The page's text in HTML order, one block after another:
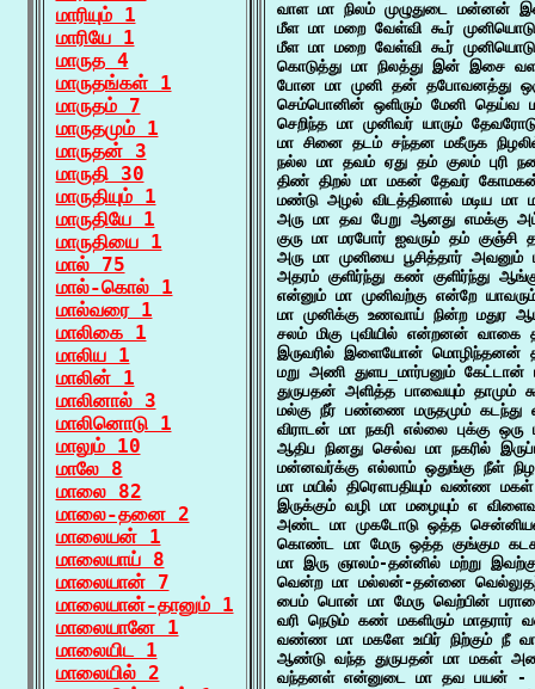
மாரியும் 1
மாரியே 1
மாருத 4
மாருதங்கள் 1
மாருதம் 7
மாருதமும் 1
மாருதன் 3
மாருதி 30
மாருதியும் 1
மாருதியே 1
மாருதியை 1
மால் 75
மால்-கொல் 1
மால்வரை 1
மாலிகை 1
மாலிய 1
மாலின் 1
மாலினால் 3
மாலினொடு 1
மாலும் 10
மாலே 8
மாலை 82
மாலை-தனை 2
மாலையன் 1
மாலையாய் 8
மாலையான் 7
மாலையான்-தானும் 1
மாலையானே 1
மாலையிட 1
மாலையில் 2
வாள மா நிலம் முழுதுடை மன்னன்
மீள மா மறை வேள்வி கூர்
மீள மா மறை வேள்வி கூர்
கொடுத்து மா நிலத்து இன் இசை
போன மா முனி தன் தபோவனத்து
செம்பொனின் ஒளிரும் மேனி தெய்வ
செறிந்த மா முனிவர் யாரும்
மா சினை தடம் சந்தன மகீருக
நல்ல மா தவம் ஏது தம் குலம் புரி
திண் திறல் மா மகன் தேவர்
மண்டு அழல் விடத்தினால் மடிய மா
அரு மா தவ பேறு ஆனது எமக்கு
குரு மா மரபோர் ஐவரும் தம்
அரு மா முனியை பூசித்தார்
அதரம் குளிர்ந்து கண் குளிர்ந்து
என்னும் மா முனிவற்கு என்றே
மா முனிக்கு உணவாய் நின்ற
சலம் மிகு புவியில் என்றனன்
இருவரில் இளையோன் மொழிந்தனன்
மறு அணி துளப_மார்பனும்
துருபதன் அளித்த பாவையும் தாமும்
மல்கு நீர் பண்ணை மருதமும் கடந்து
விராடன் மா நகரி எல்லை புக்கு
ஆதிப நினது செல்வ மா நகரில்
மன்னவர்க்கு எல்லாம் ஒதுங்கு நீள்
மா மயில் திரௌபதியும் வண்ண
இருக்கும் வழி மா மழையும் எ
அண்ட மா முகடோடு ஒத்த
கொண்ட மா மேரு ஒத்த குங்கும
மா இரு ஞாலம்-தன்னில் மற்று
வென்ற மா மல்லன்-தன்னை
பைம் பொன் மா மேரு வெற்பின்
வரி நெடும் கண் மகளிரும்
வண்ண மா மகளே உயிர் நிற்கும் நீ
ஆண்டு வந்த துருபதன் மா மகள்
வந்தனள் என்னுடை மா தவ பயன் -